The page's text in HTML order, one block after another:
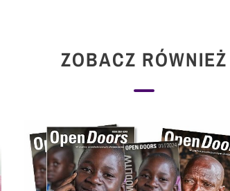
ZOBACZ RÓWNIEŻ